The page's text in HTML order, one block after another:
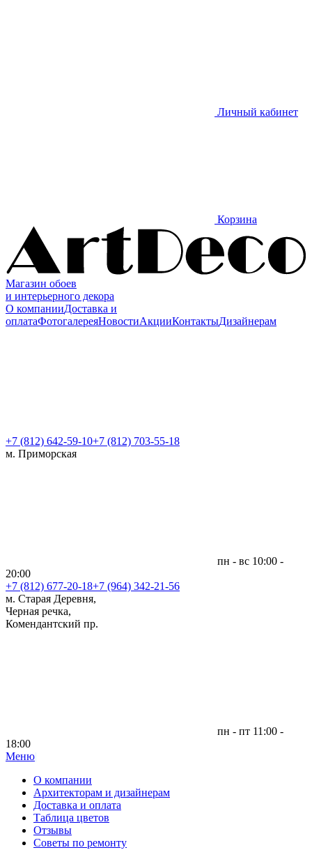
Личный кабинет
Корзина
Магазин обоев
и интерьерного декора
О компанииДоставка и
оплатаФотогалереяНовостиАкцииКонтактыДизайнерам
+7 (812) 642-59-10+7 (812) 703-55-18
м. Приморская
пн - вс 10:00 -
20:00
+7 (812) 677-20-18+7 (964) 342-21-56
м. Старая Деревня,
Черная речка,
Комендантский пр.
пн - пт 11:00 -
18:00
Меню|
О компании
Архитекторам и дизайнерам
Доставка и оплата
Таблица цветов
Отзывы
Советы по ремонту